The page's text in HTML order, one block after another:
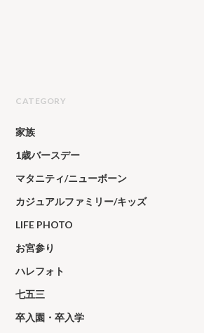
CATEGORY
家族
1歳バースデー
マタニティ/ニューボーン
カジュアルファミリー/キッズ
LIFE PHOTO
お宮参り
ハレフォト
七五三
卒入園・卒入学